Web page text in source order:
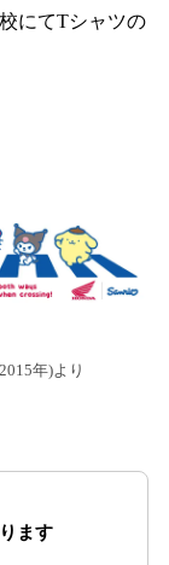
にてTシャツの
年)より
ます